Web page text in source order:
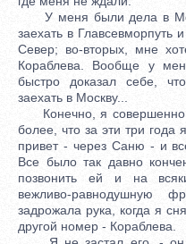
У меня были дела в
заехать в Главсевморпуть
Север; во-вторых, мне
Кораблева. Вообще у
быстро доказал себе,
заехать в Москву...
Конечно, я совершенно
более, что за эти три года
привет - через Саню - и
Все было так давно
позвонить ей и на
вежливо-равнодушную
задрожала рука, когда я
другой номер - Кораблева.